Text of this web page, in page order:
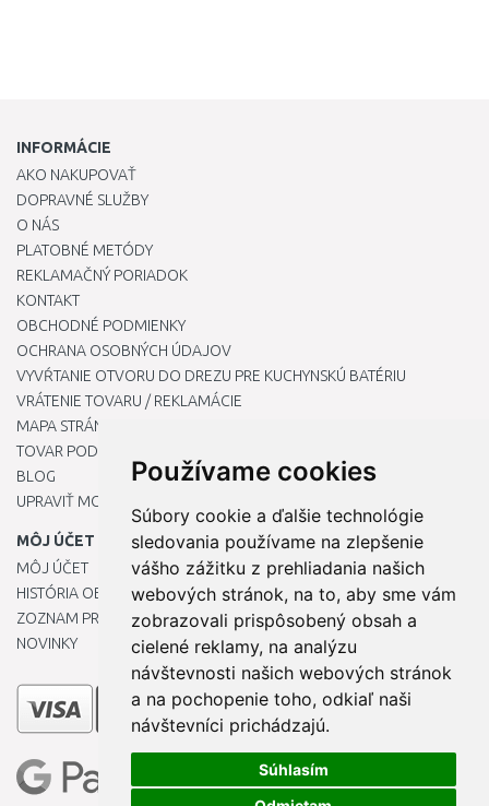
Používame cookies
Súbory cookie a ďalšie technológie
sledovania používame na zlepšenie
vášho zážitku z prehliadania našich
webových stránok, na to, aby sme vám
zobrazovali prispôsobený obsah a
cielené reklamy, na analýzu
návštevnosti našich webových stránok
a na pochopenie toho, odkiaľ naši
návštevníci prichádzajú.
Súhlasím
INFORMÁCIE
AKO NAKUPOVAŤ
DOPRAVNÉ SLUŽBY
O NÁS
PLATOBNÉ METÓDY
REKLAMAČNÝ PORIADOK
KONTAKT
OBCHODNÉ PODMIENKY
OCHRANA OSOBNÝCH ÚDAJOV
VYVŔTANIE OTVORU DO DREZU PRE KUCHYNSKÚ BATÉRIU
VRÁTENIE TOVARU / REKLAMÁCIE
MAPA STRÁNOK
TOVAR PODĽA ZNAČIEK
BLOG
UPRAVIŤ MOJE PREDVOĽBY COOKIES
MÔJ ÚČET
MÔJ ÚČET
HISTÓRIA OBJEDNÁVOK
ZOZNAM PRIANÍ
NOVINKY